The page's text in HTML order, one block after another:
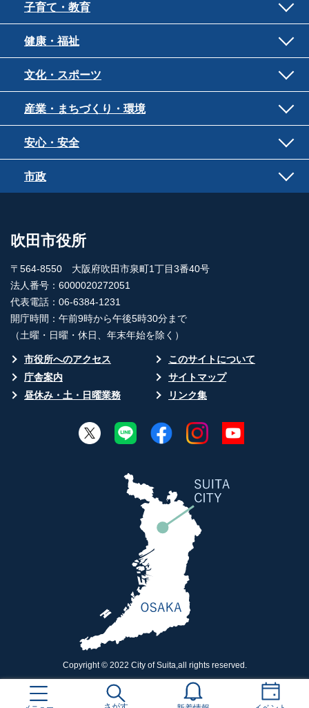
子育て・教育
健康・福祉
文化・スポーツ
産業・まちづくり・環境
安心・安全
市政
吹田市役所
〒564-8550 大阪府吹田市泉町1丁目3番40号
法人番号：6000020272051
代表電話：06-6384-1231
開庁時間：午前9時から午後5時30分まで
（土曜・日曜・休日、年末年始を除く）
市役所へのアクセス
このサイトについて
庁舎案内
サイトマップ
昼休み・土・日曜業務
リンク集
Copyright © 2022 City of Suita,all rights reserved.